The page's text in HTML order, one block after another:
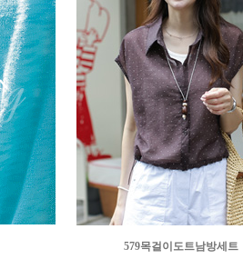
579목걸이도트남방세트